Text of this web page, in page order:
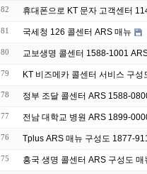
82 휴대폰으로 KT 문자 고객센터
81 국세청 126 콜센터 ARS 매뉴
80 교보생명 콜센터 1588-1001
79 KT 비즈메카 콜센터 서비스 구성
78 정부 조달 콜센터 ARS 1588-
77 전남 대학교 병원 ARS 1899-
76 Tplus ARS 매뉴 구성도 1877-
75 흥국 생명 콜센터 ARS 구성도